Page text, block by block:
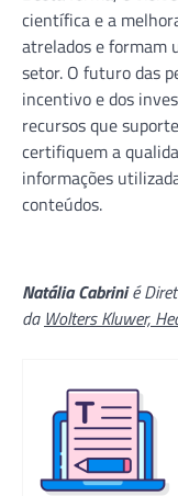
científica e a
atrelados e formam
setor. O futuro das
incentivo e dos
recursos que
certifiquem a
informações
conteúdos.
Natália Cabrinié
da Wolters Kluwer,